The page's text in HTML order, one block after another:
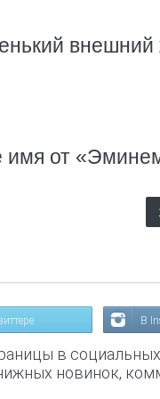
внешний
имя от
В
в социальных
новинок,